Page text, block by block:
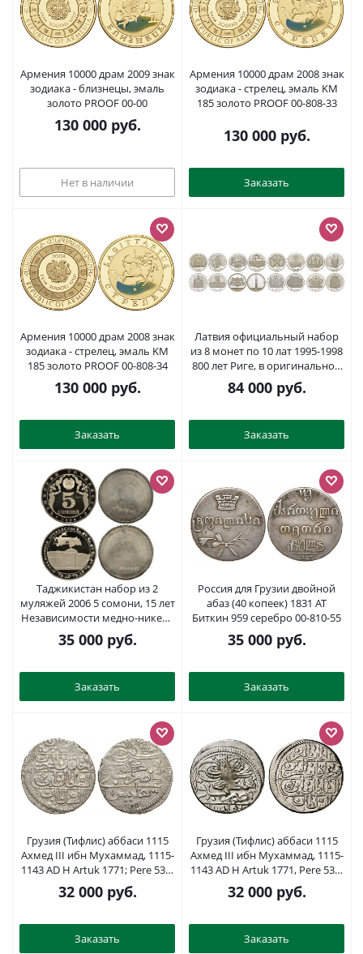
Армения 10000 драм 2009 знак
зодиака - близнецы, эмаль
золото PROOF 00-00
130 000руб.
Нет в наличии
Армения 10000 драм 2008 знак
зодиака - стрелец, эмаль KM
185 золото PROOF 00-808-33
130 000руб.
Заказать
Армения 10000 драм 2008 знак
зодиака - стрелец, эмаль KM
185 золото PROOF 00-808-34
130 000руб.
Заказать
Латвия официальный набор
из 8 монет по 10 лат 1995-1998
800 лет Риге, в оригинальной
коробке серебро PROOF 14-
01-01-07
84 000руб.
Заказать
Таджикистан набор из 2
муляжей 2006 5 сомони, 15 лет
Независимости медно-никель
PROOF 00-822-79
35 000руб.
Заказать
Россия для Грузии двойной
абаз (40 копеек) 1831 АТ
Биткин 959 серебро 00-810-55
35 000руб.
Заказать
Грузия (Тифлис) аббаси 1115
Ахмед III ибн Мухаммад, 1115-
1143 AD H Artuk 1771; Pere 532;
Sultan 1585; KM 7 серебро 00-
809-28
32 000руб.
Заказать
Грузия (Тифлис) аббаси 1115
Ахмед III ибн Мухаммад, 1115-
1143 AD H Artuk 1771, Pere 532,
Sultan 1585, KM 7 серебро 00-
818-30
32 000руб.
Заказать